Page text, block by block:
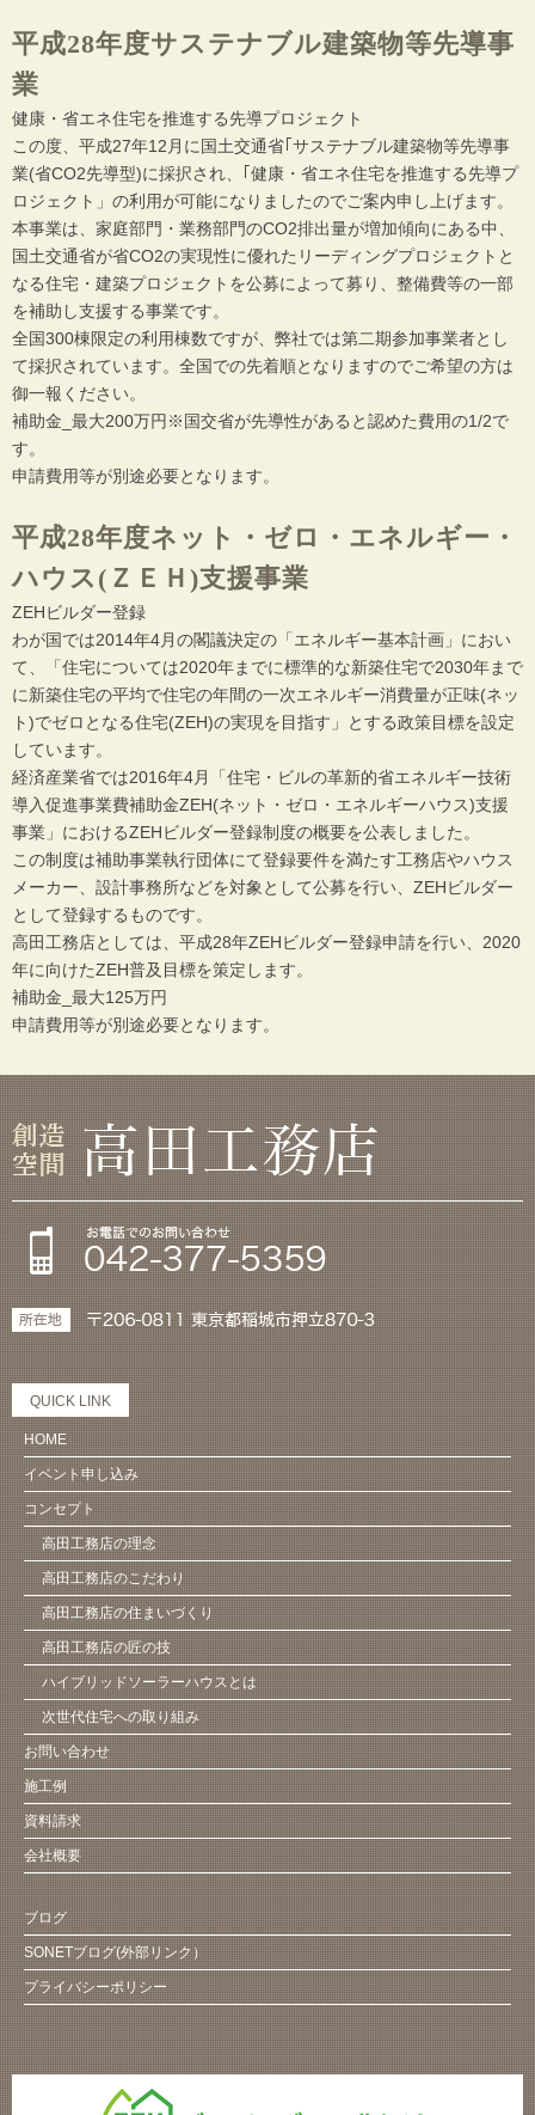
平成28年度サステナブル建築物等先導事
業
健康・省エネ住宅を推進する先導プロジェクト
この度、平成27年12月に国土交通省｢サステナブル建築物等先導事
業(省CO2先導型)に採択され、｢健康・省エネ住宅を推進する先導プ
ロジェクト」の利用が可能になりましたのでご案内申し上げます。
本事業は、家庭部門・業務部門のCO2排出量が増加傾向にある中、
国土交通省が省CO2の実現性に優れたリーディングプロジェクトと
なる住宅・建築プロジェクトを公募によって募り、整備費等の一部
を補助し支援する事業です。
全国300棟限定の利用棟数ですが、弊社では第二期参加事業者とし
て採択されています。全国での先着順となりますのでご希望の方は
御一報ください。
補助金_最大200万円※国交省が先導性があると認めた費用の1/2で
す。
申請費用等が別途必要となります。
平成28年度ネット・ゼロ・エネルギー・
ハウス(ＺＥＨ)支援事業
ZEHビルダー登録
わが国では2014年4月の閣議決定の「エネルギー基本計画」におい
て、「住宅については2020年までに標準的な新築住宅で2030年まで
に新築住宅の平均で住宅の年間の一次エネルギー消費量が正味(ネッ
ト)でゼロとなる住宅(ZEH)の実現を目指す」とする政策目標を設定
しています。
経済産業省では2016年4月「住宅・ビルの革新的省エネルギー技術
導入促進事業費補助金ZEH(ネット・ゼロ・エネルギーハウス)支援
事業」におけるZEHビルダー登録制度の概要を公表しました。
この制度は補助事業執行団体にて登録要件を満たす工務店やハウス
メーカー、設計事務所などを対象として公募を行い、ZEHビルダー
として登録するものです。
高田工務店としては、平成28年ZEHビルダー登録申請を行い、2020
年に向けたZEH普及目標を策定します。
補助金_最大125万円
申請費用等が別途必要となります。
QUICK LINK
HOME
イベント申し込み
コンセプト
高田工務店の理念
高田工務店のこだわり
高田工務店の住まいづくり
高田工務店の匠の技
ハイブリッドソーラーハウスとは
次世代住宅への取り組み
お問い合わせ
施工例
資料請求
会社概要
ブログ
SONETブログ(外部リンク）
プライバシーポリシー